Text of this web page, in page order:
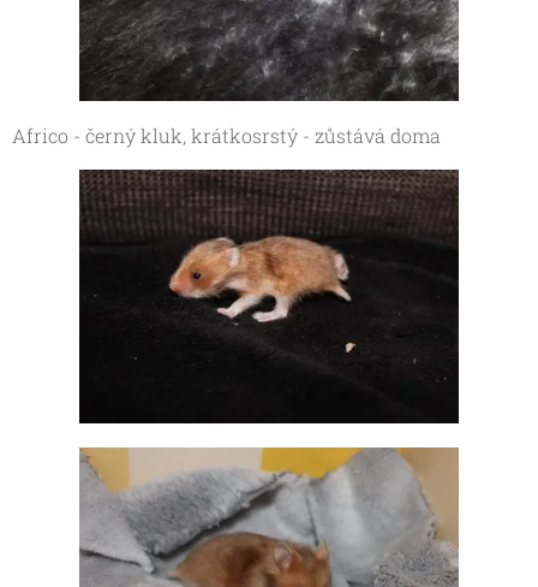
Africo - černý kluk, krátkosrstý - zůstává doma